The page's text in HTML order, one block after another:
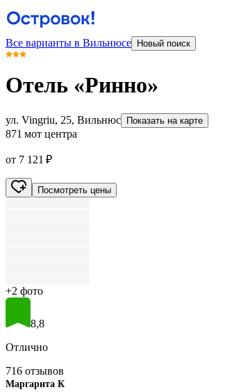
Все варианты в Вильнюсе Новый поиск
Отель «Ринно»
ул. Vingriu, 25, Вильнюс Показать на карте
871 мот центра
от 7 121 ₽
Посмотреть цены
+2 фото
8,8
Отлично
716 отзывов
Маргарита К